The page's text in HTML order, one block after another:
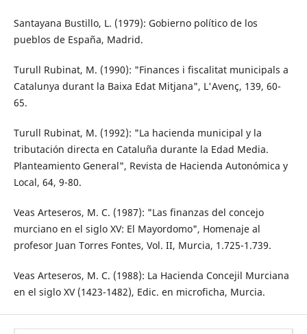
Santayana Bustillo, L. (1979): Gobierno político de los
pueblos de España, Madrid.
Turull Rubinat, M. (1990): "Finances i fiscalitat municipals a
Catalunya durant la Baixa Edat Mitjana", L'Avenç, 139, 60-
65.
Turull Rubinat, M. (1992): "La hacienda municipal y la
tributación directa en Cataluña durante la Edad Media.
Planteamiento General", Revista de Hacienda Autonómica y
Local, 64, 9-80.
Veas Arteseros, M. C. (1987): "Las finanzas del concejo
murciano en el siglo XV: El Mayordomo", Homenaje al
profesor Juan Torres Fontes, Vol. II, Murcia, 1.725-1.739.
Veas Arteseros, M. C. (1988): La Hacienda Concejil Murciana
en el siglo XV (1423-1482), Edic. en microficha, Murcia.